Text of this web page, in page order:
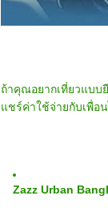
ถ้าคุณอยากเที่ยวแบบ
แชร์ค่าใช้จ่ายกับเพื่อ
Zazz Urban